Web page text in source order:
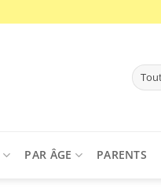
PAR ÂGE PARENTS